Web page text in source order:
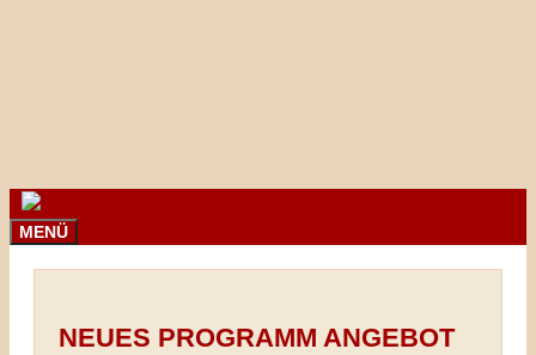
MENÜ
NEUES PROGRAMM ANGEBOT